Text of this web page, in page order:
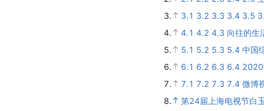
3.
3.1 3.2 3.3 3.4 3.5
4.
4.1 4.2 4.3 向往的生
5.
5.1 5.2 5.3 5.4 中国
6.
6.1 6.2 6.3 6.4 2020
7.
7.1 7.2 7.3 7.4 微博
8.
第24届上海电视节白